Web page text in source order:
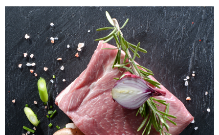
Nackenbraten vom Laacher Bio Schwein
WISSEN wo´s herkommt!